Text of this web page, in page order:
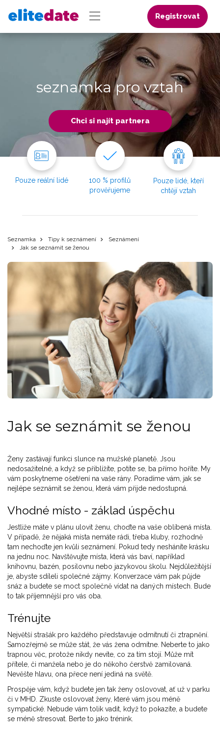
Registrovat
seznamka pro vztah
Chci si najít partnera
Pouze reální lidé
100 % profilů
prověřujeme
Pouze lidé, kteří
chtějí vztah
Seznamka Tipy k seznámení
Seznámení
Jak se seznámit se ženou
Jak se seznámit se ženou
Ženy zastávají funkci slunce na mužské planetě. Jsou
nedosažitelné, a když se přiblížíte, potíte se, ba přímo hoříte. My
vám poskytneme ošetření na vaše rány. Poradíme vám, jak se
nejlépe seznámit se ženou, která vám přijde nedostupná.
Vhodné místo - základ úspěchu
Jestliže máte v plánu ulovit ženu, choďte na vaše oblíbená místa.
V případě, že nějaká místa nemáte rádi, třeba kluby, rozhodně
tam nechoďte jen kvůli seznámení. Pokud tedy nesháníte krásku
na jednu noc. Navštěvujte místa, která vás baví, například
knihovnu, bazén, posilovnu nebo jazykovou školu. Nejdůležitější
je, abyste sdíleli společné zájmy. Konverzace vám pak půjde
snáz a budete se moct společně vídat na daných místech. Bude
to tak příjemnější pro vás oba.
Trénujte
Největší strašák pro každého představuje odmítnutí či ztrapnění.
Samozřejmě se může stát, že vás žena odmítne. Neberte to jako
trapnou věc, protože nikdy nevíte, co za tím stojí. Může mít
přítele, či manžela nebo je do někoho čerstvě zamilovaná.
Nevěšte hlavu, ona přece není jediná na světě.
Prospěje vám, když budete jen tak ženy oslovovat, ať už v parku
či v MHD. Zkuste oslovovat ženy, které vám jsou méně
sympatické. Nebude vám tolik vadit, když to pokazíte, a budete
se méně stresovat. Berte to jako trénink.